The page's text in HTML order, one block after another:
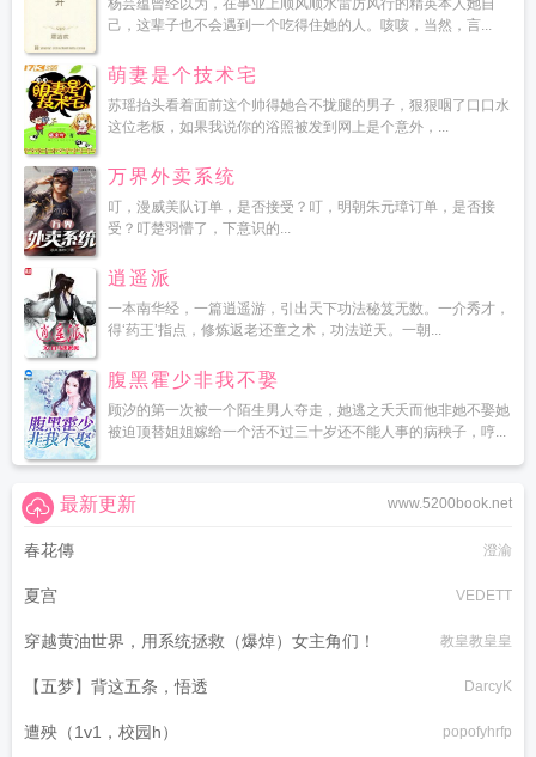
杨芸蕴曾经以为，在事业上顺风顺水雷厉风行的精英本人她自
己，这辈子也不会遇到一个吃得住她的人。咳咳，当然，言...
萌妻是个技术宅
苏瑶抬头看着面前这个帅得她合不拢腿的男子，狠狠咽了口口水
这位老板，如果我说你的浴照被发到网上是个意外，...
万界外卖系统
叮，漫威美队订单，是否接受？叮，明朝朱元璋订单，是否接
受？叮楚羽懵了，下意识的...
逍遥派
一本南华经，一篇逍遥游，引出天下功法秘笈无数。一介秀才，
得‘药王’指点，修炼返老还童之术，功法逆天。一朝...
腹黑霍少非我不娶
顾汐的第一次被一个陌生男人夺走，她逃之夭夭而他非她不娶她
被迫顶替姐姐嫁给一个活不过三十岁还不能人事的病秧子，哼...
www.5200book.net
最新更新
春花傳 澄渝
夏宫 VEDETT
穿越黄油世界，用系统拯救（爆焯）女主角们！ 教皇教皇皇
【五梦】背这五条，悟透 DarcyK
遭殃（1v1，校园h） popofyhrfp